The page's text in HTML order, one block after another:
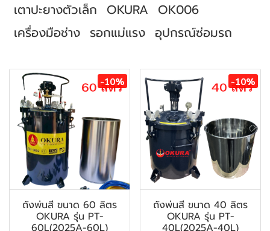
เตาปะยางตัวเล็ก OKURA OK006
เครื่องมือช่าง รอกแม่แรง อุปกรณ์ซ่อมรถ
-10%
ถังพ่นสี ขนาด 60 ลิตร
OKURA รุ่น PT-
60L(2025A-60L)
-10%
ถังพ่นสี ขนาด 40 ลิตร
OKURA รุ่น PT-
40L(2025A-40L)